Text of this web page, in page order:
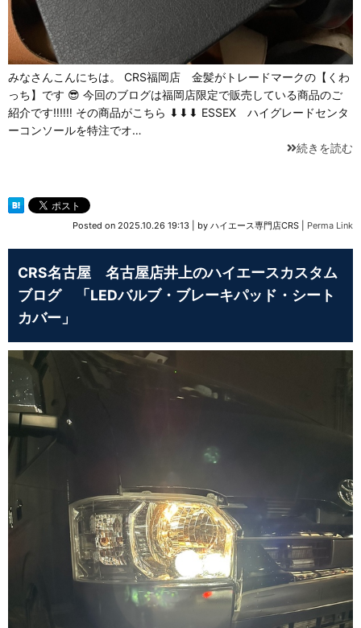
みなさんこんにちは。 CRS福岡店 金髪がトレードマークの【くわ
っち】です 😎 今回のブログは福岡店限定で販売している商品のご
紹介です‼‼‼ その商品がこちら ⬇⬇⬇ ESSEX ハイグレードセンタ
ーコンソールを特注でオ…
続きを読む
Posted on 2025.10.26 19:13 by ハイエース専門店CRS Perma Link
CRS名古屋 名古屋店井上のハイエースカスタム
ブログ 「LEDバルブ・ブレーキパッド・シート
カバー」